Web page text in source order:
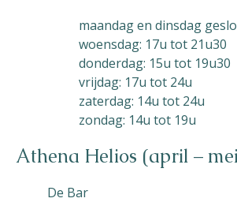
maandag en dinsdag
woensdag: 17u tot 21u30
donderdag: 15u tot 19u30
vrijdag: 17u tot 24u
zaterdag: 14u tot 24u
zondag: 14u tot 19u
Athena Helios (april –
De Bar